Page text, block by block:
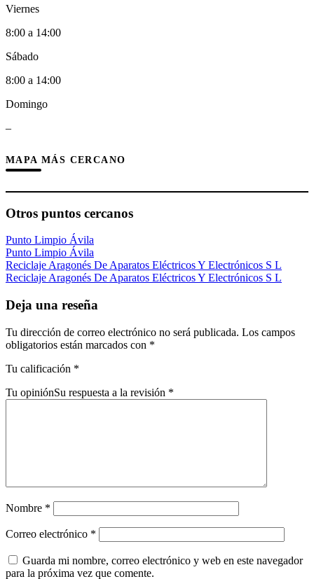
Viernes
8:00 a 14:00
Sábado
8:00 a 14:00
Domingo
–
MAPA MÁS CERCANO
Otros puntos cercanos
Punto Limpio Ávila
Punto Limpio Ávila
Reciclaje Aragonés De Aparatos Eléctricos Y Electrónicos S L
Reciclaje Aragonés De Aparatos Eléctricos Y Electrónicos S L
Deja una reseña
Tu dirección de correo electrónico no será publicada. Los campos
obligatorios están marcados con *
Tu calificación *
Tu opiniónSu respuesta a la revisión *
Nombre *
Correo electrónico *
Guarda mi nombre, correo electrónico y web en este navegador
para la próxima vez que comente.